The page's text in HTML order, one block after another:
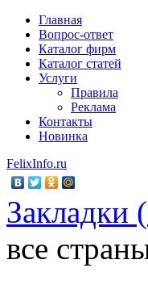
Главная
Вопрос-ответ
Каталог фирм
Каталог статей
Услуги
Правила
Реклама
Контакты
Новинка
FelixInfo.ru
Закладки (
все